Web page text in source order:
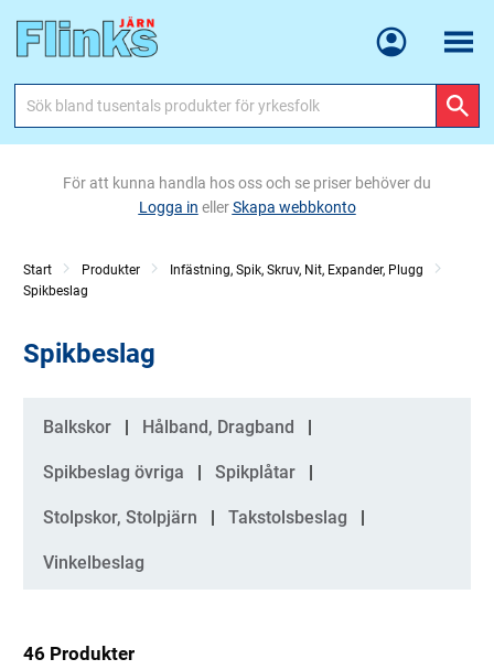
Meny
För att kunna handla hos oss och se priser behöver du
Logga in ellerSkapa webbkonto
Start Produkter
Infästning, Spik, Skruv, Nit, Expander, Plugg
Spikbeslag
Spikbeslag
Kategorier
Balkskor Hålband, Dragband
Spikbeslag övriga Spikplåtar
Stolpskor, Stolpjärn Takstolsbeslag
Vinkelbeslag
46 Produkter